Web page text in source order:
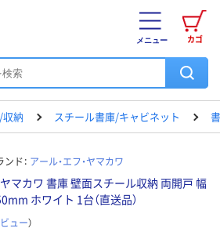
カゴ
メニュー
納 スチール書庫/キャビネット
ンド： アール・エフ・ヤマカワ
ヤマカワ 書庫 壁面スチール収納 両開戸 幅
ホワイト 1台（直送品）
ュー）